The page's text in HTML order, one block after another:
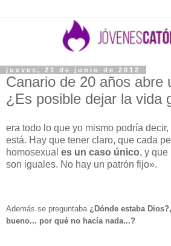
jueves, 21 de junio de 2012
Canario de 20 años abre
¿Es posible dejar la vida
era todo lo que yo mismo podría
está. Hay que tener claro, que cada
homosexual es un caso único, y que
son iguales. No hay un patrón fijo».
Además se preguntaba ¿Dónde estaba
bueno... por qué no hacía nada...?